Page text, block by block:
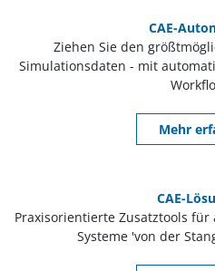
CAE-
Ziehen Sie den
Simulationsdaten - mit
Mehr
CAE-
Praxisorientierte Zusatztools
Systeme 'von der